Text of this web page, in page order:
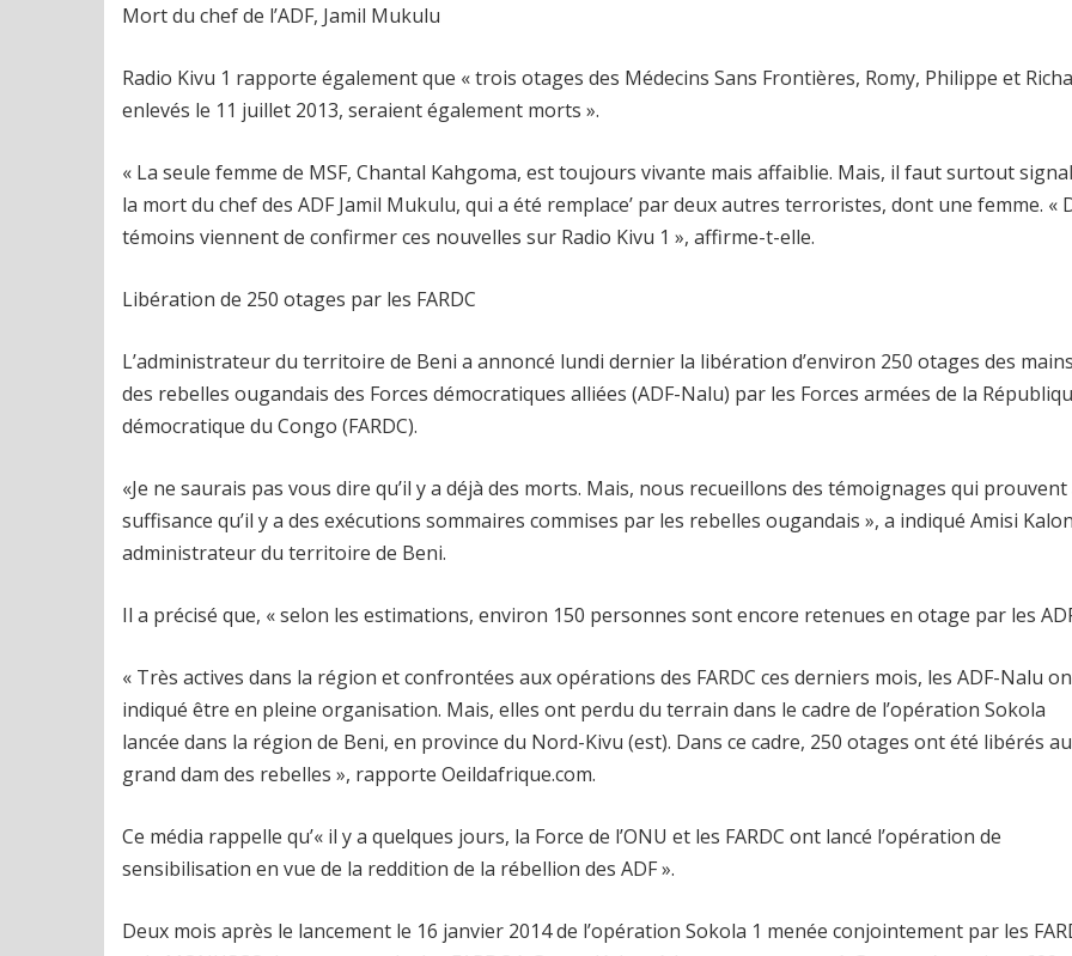
Mort du chef de l’ADF, Jamil Mukulu
Radio Kivu 1 rapporte également que « trois otages des Médecins Sans Frontières, Romy, Philippe et
enlevés le 11 juillet 2013, seraient également morts ».
« La seule femme de MSF, Chantal Kahgoma, est toujours vivante mais affaiblie. Mais, il faut surtout
la mort du chef des ADF Jamil Mukulu, qui a été remplace’ par deux autres terroristes, dont une femme. «
témoins viennent de confirmer ces nouvelles sur Radio Kivu 1 », affirme-t-elle.
Libération de 250 otages par les FARDC
L’administrateur du territoire de Beni a annoncé lundi dernier la libération d’environ 250 otages des mains
des rebelles ougandais des Forces démocratiques alliées (ADF-Nalu) par les Forces armées de la
démocratique du Congo (FARDC).
«Je ne saurais pas vous dire qu’il y a déjà des morts. Mais, nous recueillons des témoignages qui prouvent
suffisance qu’il y a des exécutions sommaires commises par les rebelles ougandais », a indiqué Amisi
administrateur du territoire de Beni.
Il a précisé que, « selon les estimations, environ 150 personnes sont encore retenues en otage par les
« Très actives dans la région et confrontées aux opérations des FARDC ces derniers mois, les ADF-Nalu
indiqué être en pleine organisation. Mais, elles ont perdu du terrain dans le cadre de l’opération Sokola
lancée dans la région de Beni, en province du Nord-Kivu (est). Dans ce cadre, 250 otages ont été libérés au
grand dam des rebelles », rapporte Oeildafrique.com.
Ce média rappelle qu’« il y a quelques jours, la Force de l’ONU et les FARDC ont lancé l’opération de
sensibilisation en vue de la reddition de la rébellion des ADF ».
Deux mois après le lancement le 16 janvier 2014 de l’opération Sokola 1 menée conjointement par les